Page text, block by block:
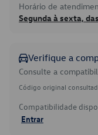
Horário de
Segunda à sexta,
Verifique a
Consulte a
Código original
Compatibilidade
Entrar